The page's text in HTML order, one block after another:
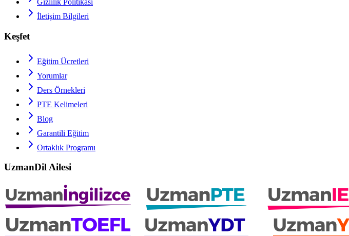
Gizlilik Politikası
İletişim Bilgileri
Keşfet
Eğitim Ücretleri
Yorumlar
Ders Örnekleri
PTE Kelimeleri
Blog
Garantili Eğitim
Ortaklık Programı
UzmanDil Ailesi